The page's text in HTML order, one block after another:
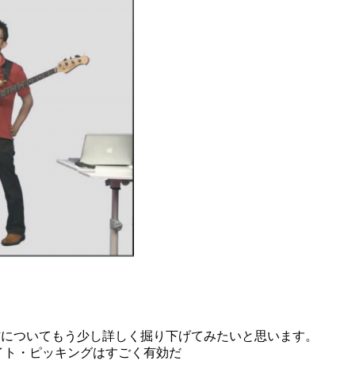
ついてもう少し詳しく掘り下げてみたいと思います。
・ピッキングはすごく有効だ